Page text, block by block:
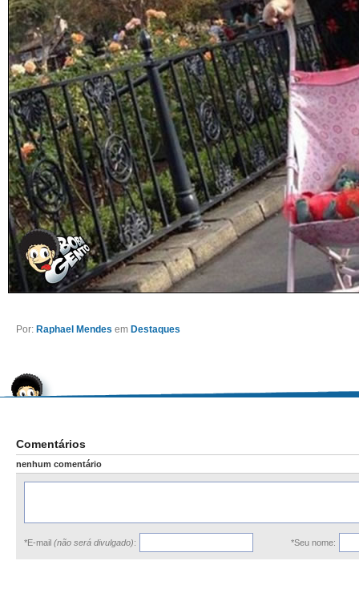
Por: Raphael Mendes em Destaques
Comentários
nenhum comentário
*E-mail (não será divulgado): *Seu nome: